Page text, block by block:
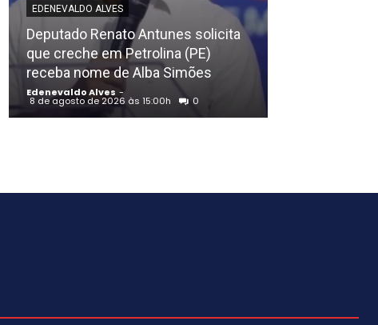
EDENEVALDO ALVES
Deputado Renato Antunes solicita
que creche em Petrolina (PE)
receba nome de Alba Simões
Edenevaldo Alves -
8 de agosto de 2026 às 15:00h 0